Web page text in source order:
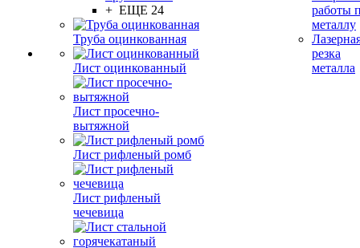
+ ЕЩЕ 24
Труба оцинкованная
Лист оцинкованный
Лист просечно-
вытяжной
Лист рифленый ромб
Лист рифленый
чечевица
работы
металлу
резка
металла